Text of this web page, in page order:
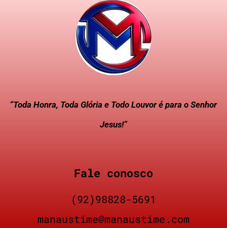
“Toda Honra, Toda Glória e Todo Louvor é para o Senhor
Jesus!”
Fale conosco
(92)98828-5691
manaustime@manaustime.com